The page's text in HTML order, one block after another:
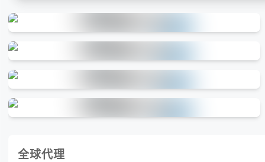
全球代理